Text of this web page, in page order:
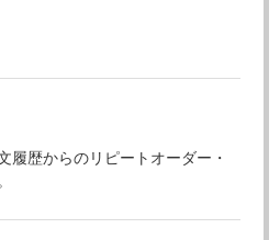
履歴からのリピートオーダー・